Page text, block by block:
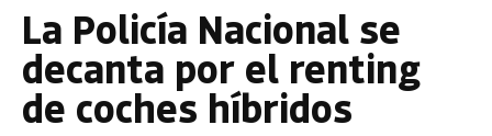
La Policía Nacional se
decanta por el renting
de coches híbridos